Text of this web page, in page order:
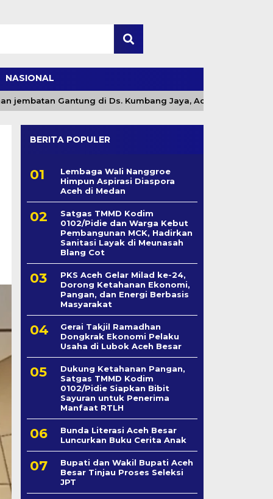
NASIONAL
Gantung di Ds. Kumbang Jaya, Aceh Tenggara
BERITA POPULER
Lembaga Wali Nanggroe
Himpun Aspirasi Diaspora
Aceh di Medan
Satgas TMMD Kodim
0102/Pidie dan Warga Kebut
Pembangunan MCK, Hadirkan
Sanitasi Layak di Meunasah
Blang Cot
PKS Aceh Gelar Milad ke-24,
Dorong Ketahanan Ekonomi,
Pangan, dan Energi Berbasis
Masyarakat
Gerai Takjil Ramadhan
Dongkrak Ekonomi Pelaku
Usaha di Lubok Aceh Besar
Dukung Ketahanan Pangan,
Satgas TMMD Kodim
0102/Pidie Siapkan Bibit
Sayuran untuk Penerima
Manfaat RTLH
Bunda Literasi Aceh Besar
Luncurkan Buku Cerita Anak
Bupati dan Wakil Bupati Aceh
Besar Tinjau Proses Seleksi
JPT